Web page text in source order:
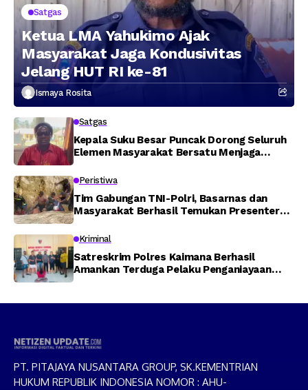
Satgas
Ketua LMA Yahukimo Ajak
Masyarakat Jaga Kondusivitas
Jelang HUT RI ke-81
Ismaya Rosita
Satgas
Kepala Suku Besar Puncak Dorong Seluruh
Elemen Masyarakat Bersatu Menjaga
Peristiwa
Tim Gabungan TNI-Polri, Basarnas dan
Masyarakat Berhasil Temukan Presenter
Memti
Kriminal
Satreskrim Polres Kaimana Berhasil
Amankan Terduga Pelaku Penganiayaan
PT. PITAJAYA NUSANTARA GROUP, SK.KEMENTRIAN
HUKUM REPUBLIK INDONESIA NOMOR : AHU-